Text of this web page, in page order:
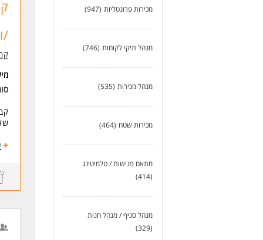
מכירות פרונטליות (947)
מנהל תיקי לקוחות (746)
מנהל מכירות (535)
מכירות שטח (464)
מתאם פגישות / טלמיטינג
(414)
מנהל סניף / מנהל חנות
(329)
*
-
-
-
-
/